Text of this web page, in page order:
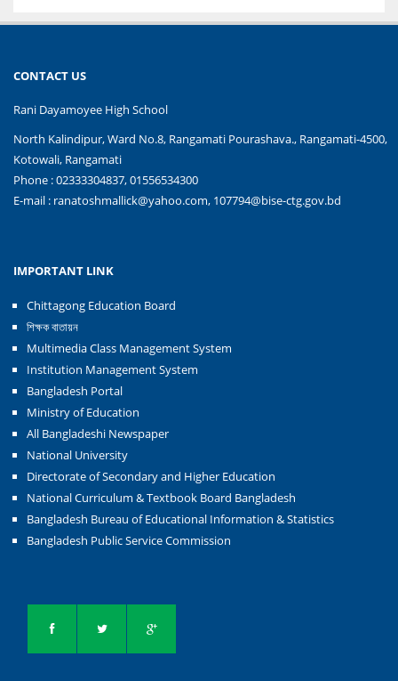
CONTACT US
Rani Dayamoyee High School
North Kalindipur, Ward No.8, Rangamati Pourashava., Rangamati-4500,
Kotowali, Rangamati
Phone : 02333304837, 01556534300
E-mail : ranatoshmallick@yahoo.com, 107794@bise-ctg.gov.bd
IMPORTANT LINK
Chittagong Education Board
শিক্ষক বাতায়ন
Multimedia Class Management System
Institution Management System
Bangladesh Portal
Ministry of Education
All Bangladeshi Newspaper
National University
Directorate of Secondary and Higher Education
National Curriculum & Textbook Board Bangladesh
Bangladesh Bureau of Educational Information & Statistics
Bangladesh Public Service Commission